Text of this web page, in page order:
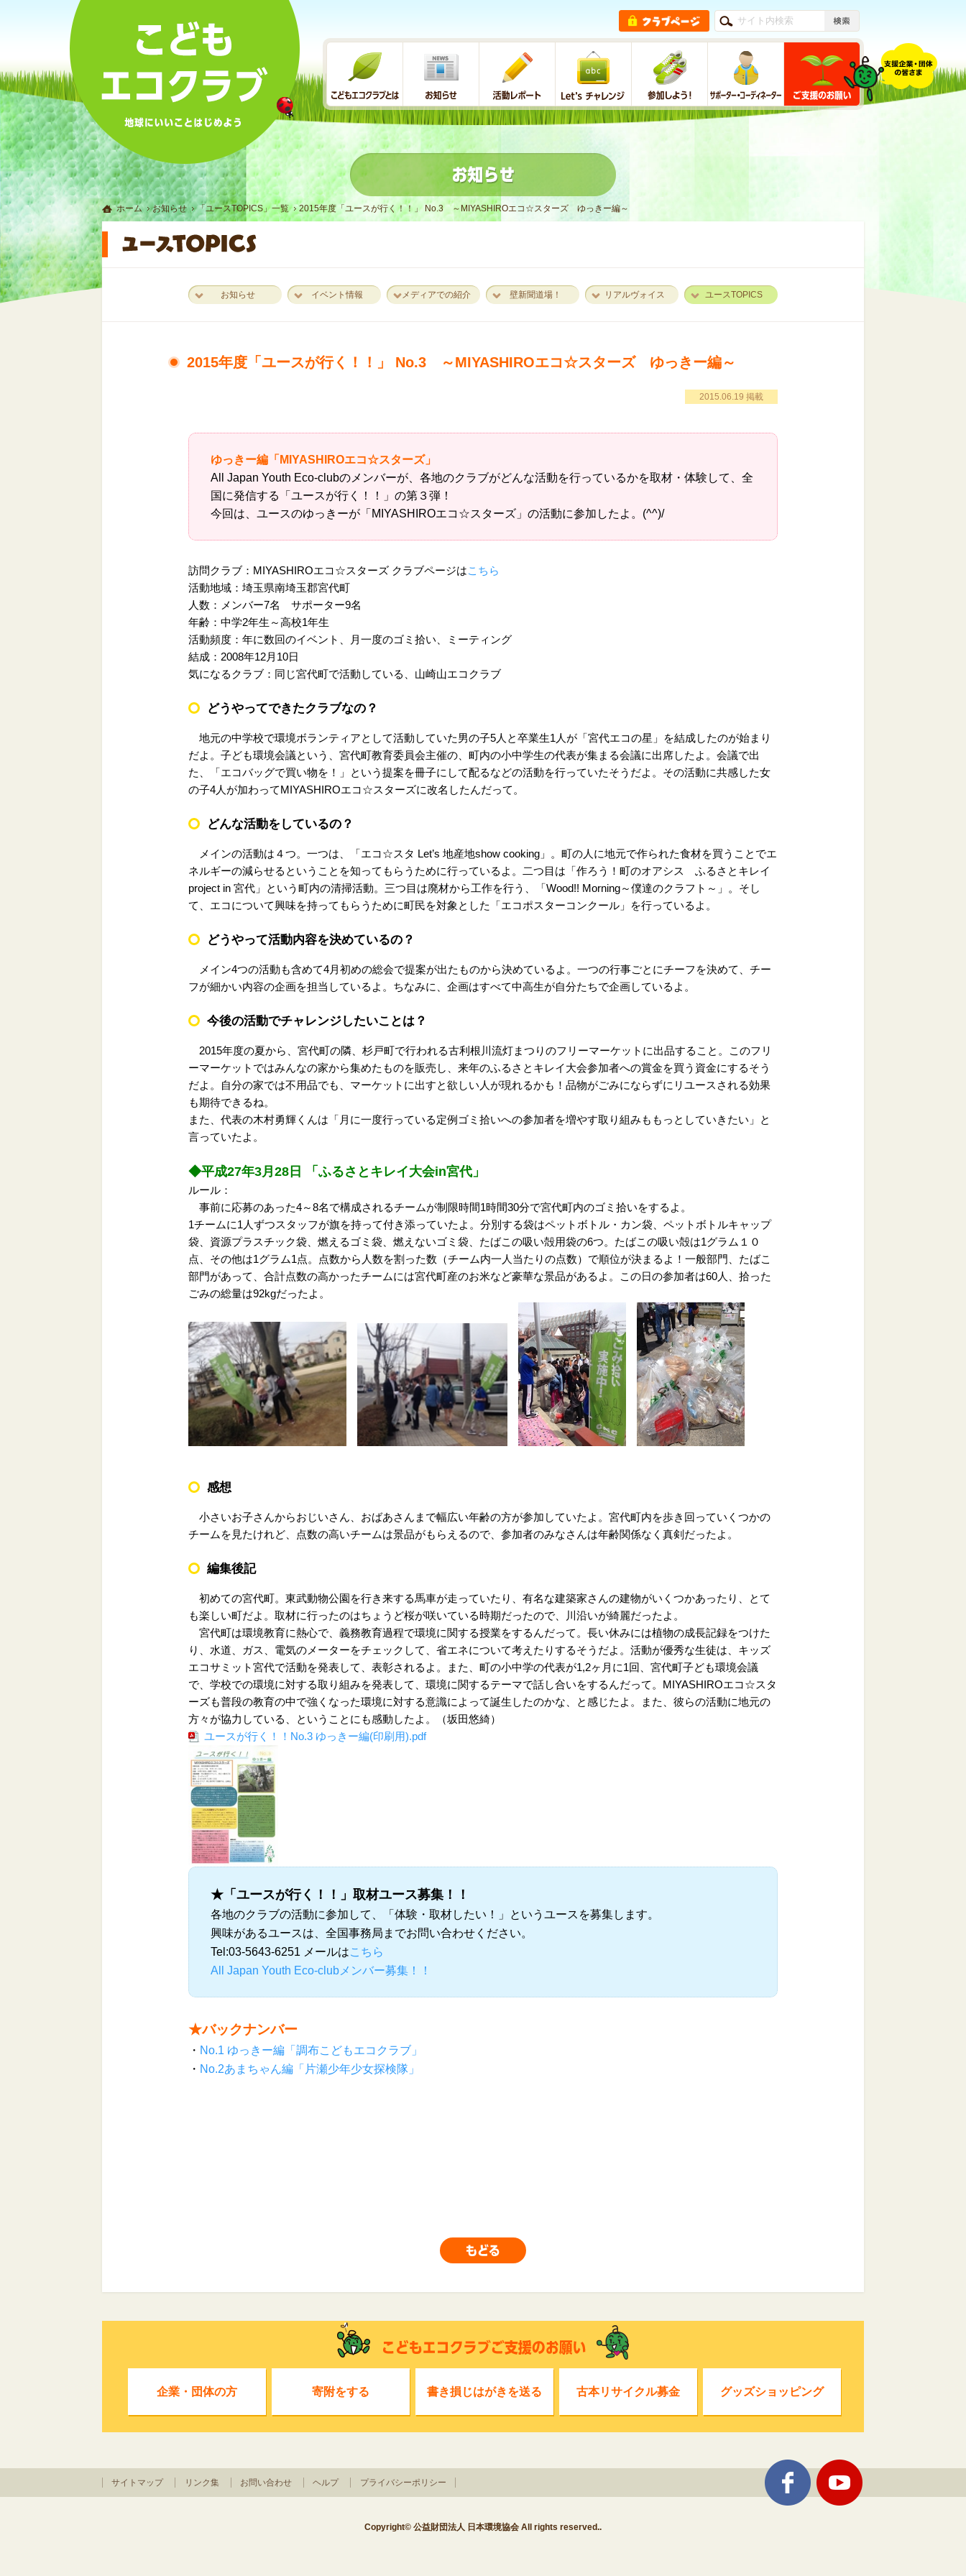
ホーム お知らせ 「ユースTOPICS」一覧 2015年度「ユースが行く！！」 No.3 ～MIYASHIROエコ☆スターズ ゆっきー編～
お知らせ イベント情報 メディアでの紹介 壁新聞道場！ リアルヴォイス ユースTOPICS
2015年度「ユースが行く！！」 No.3 ～MIYASHIROエコ☆スターズ ゆっきー編～
2015.06.19 掲載
ゆっきー編「MIYASHIROエコ☆スターズ」
All Japan Youth Eco-clubのメンバーが、各地のクラブがどんな活動を行っているかを取材・体験して、全
国に発信する「ユースが行く！！」の第３弾！
今回は、ユースのゆっきーが「MIYASHIROエコ☆スターズ」の活動に参加したよ。(^^)/
訪問クラブ：MIYASHIROエコ☆スターズ クラブページはこちら
活動地域：埼玉県南埼玉郡宮代町
人数：メンバー7名 サポーター9名
年齢：中学2年生～高校1年生
活動頻度：年に数回のイベント、月一度のゴミ拾い、ミーティング
結成：2008年12月10日
気になるクラブ：同じ宮代町で活動している、山崎山エコクラブ
どうやってできたクラブなの？
地元の中学校で環境ボランティアとして活動していた男の子5人と卒業生1人が「宮代エコの星」を結成したのが始まり
だよ。子ども環境会議という、宮代町教育委員会主催の、町内の小中学生の代表が集まる会議に出席したよ。会議で出
た、「エコバッグで買い物を！」という提案を冊子にして配るなどの活動を行っていたそうだよ。その活動に共感した女
の子4人が加わってMIYASHIROエコ☆スターズに改名したんだって。
どんな活動をしているの？
メインの活動は４つ。一つは、「エコ☆スタ Let’s 地産地show cooking」。町の人に地元で作られた食材を買うことでエ
ネルギーの減らせるということを知ってもらうために行っているよ。二つ目は「作ろう！町のオアシス ふるさとキレイ
project in 宮代」という町内の清掃活動。三つ目は廃材から工作を行う、「Wood!! Morning～僕達のクラフト～」。そし
て、エコについて興味を持ってもらうために町民を対象とした「エコポスターコンクール」を行っているよ。
どうやって活動内容を決めているの？
メイン4つの活動も含めて4月初めの総会で提案が出たものから決めているよ。一つの行事ごとにチーフを決めて、チー
フが細かい内容の企画を担当しているよ。ちなみに、企画はすべて中高生が自分たちで企画しているよ。
今後の活動でチャレンジしたいことは？
2015年度の夏から、宮代町の隣、杉戸町で行われる古利根川流灯まつりのフリーマーケットに出品すること。このフリ
ーマーケットではみんなの家から集めたものを販売し、来年のふるさとキレイ大会参加者への賞金を買う資金にするそう
だよ。自分の家では不用品でも、マーケットに出すと欲しい人が現れるかも！品物がごみにならずにリユースされる効果
も期待できるね。
また、代表の木村勇輝くんは「月に一度行っている定例ゴミ拾いへの参加者を増やす取り組みももっとしていきたい」と
言っていたよ。
◆平成27年3月28日 「ふるさとキレイ大会in宮代」
ルール：
事前に応募のあった4～8名で構成されるチームが制限時間1時間30分で宮代町内のゴミ拾いをするよ。
1チームに1人ずつスタッフが旗を持って付き添っていたよ。分別する袋はペットボトル・カン袋、ペットボトルキャップ
袋、資源プラスチック袋、燃えるゴミ袋、燃えないゴミ袋、たばこの吸い殻用袋の6つ。たばこの吸い殻は1グラム１０
点、その他は1グラム1点。点数から人数を割った数（チーム内一人当たりの点数）で順位が決まるよ！一般部門、たばこ
部門があって、合計点数の高かったチームには宮代町産のお米など豪華な景品があるよ。この日の参加者は60人、拾った
ごみの総量は92kgだったよ。
感想
小さいお子さんからおじいさん、おばあさんまで幅広い年齢の方が参加していたよ。宮代町内を歩き回っていくつかの
チームを見たけれど、点数の高いチームは景品がもらえるので、参加者のみなさんは年齢関係なく真剣だったよ。
編集後記
初めての宮代町。東武動物公園を行き来する馬車が走っていたり、有名な建築家さんの建物がいくつかあったり、とて
も楽しい町だよ。取材に行ったのはちょうど桜が咲いている時期だったので、川沿いが綺麗だったよ。
宮代町は環境教育に熱心で、義務教育過程で環境に関する授業をするんだって。長い休みには植物の成長記録をつけた
り、水道、ガス、電気のメーターをチェックして、省エネについて考えたりするそうだよ。活動が優秀な生徒は、キッズ
エコサミット宮代で活動を発表して、表彰されるよ。また、町の小中学の代表が1,2ヶ月に1回、宮代町子ども環境会議
で、学校での環境に対する取り組みを発表して、環境に関するテーマで話し合いをするんだって。MIYASHIROエコ☆スタ
ーズも普段の教育の中で強くなった環境に対する意識によって誕生したのかな、と感じたよ。また、彼らの活動に地元の
方々が協力している、ということにも感動したよ。（坂田悠綺）
ユースが行く！！No.3 ゆっきー編(印刷用).pdf
★「ユースが行く！！」取材ユース募集！！
各地のクラブの活動に参加して、「体験・取材したい！」というユースを募集します。
興味があるユースは、全国事務局までお問い合わせください。
Tel:03-5643-6251 メールはこちら
All Japan Youth Eco-clubメンバー募集！！
★バックナンバー
・ No.1 ゆっきー編「調布こどもエコクラブ」
・ No.2あまちゃん編「片瀬少年少女探検隊」
企業・団体の方 寄附をする 書き損じはがきを送る 古本リサイクル募金 グッズショッピング
サイトマップ リンク集 お問い合わせ ヘルプ プライバシーポリシー
Copyright© 公益財団法人 日本環境協会 All rights reserved..